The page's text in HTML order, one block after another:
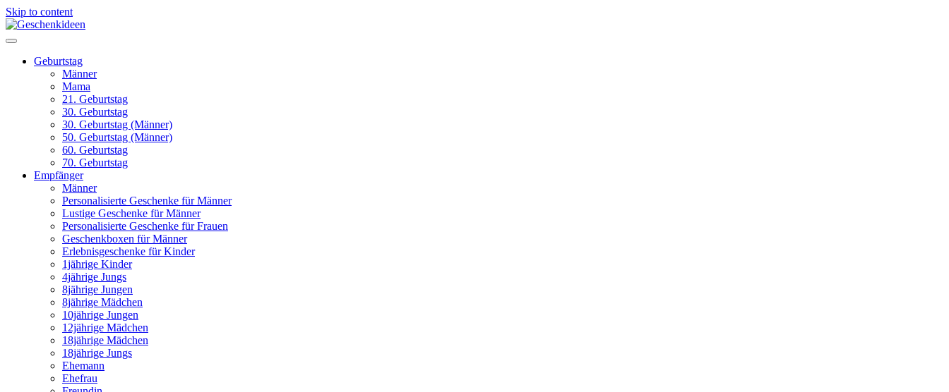
Skip to content
Geburtstag
Männer
Mama
21. Geburtstag
30. Geburtstag
30. Geburtstag (Männer)
50. Geburtstag (Männer)
60. Geburtstag
70. Geburtstag
Empfänger
Männer
Personalisierte Geschenke für Männer
Lustige Geschenke für Männer
Personalisierte Geschenke für Frauen
Geschenkboxen für Männer
Erlebnisgeschenke für Kinder
1jährige Kinder
4jährige Jungs
8jährige Jungen
8jährige Mädchen
10jährige Jungen
12jährige Mädchen
18jährige Mädchen
18jährige Jungs
Ehemann
Ehefrau